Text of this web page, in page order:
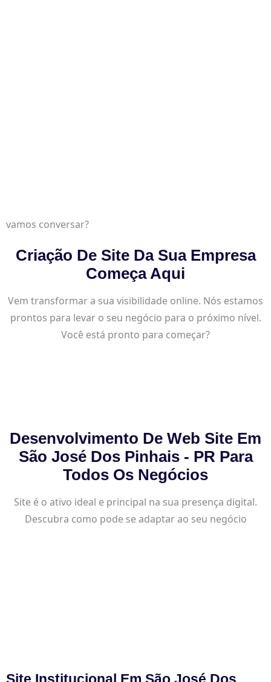
vamos conversar?
Criação De Site Da Sua Empresa
Começa Aqui
Vem transformar a sua visibilidade online. Nós estamos
prontos para levar o seu negócio para o próximo nível.
Você está pronto para começar?
Desenvolvimento De Web Site Em
São José Dos Pinhais - PR Para
Todos Os Negócios
Site é o ativo ideal e principal na sua presença digital.
Descubra como pode se adaptar ao seu negócio
Site Institucional Em São José Dos